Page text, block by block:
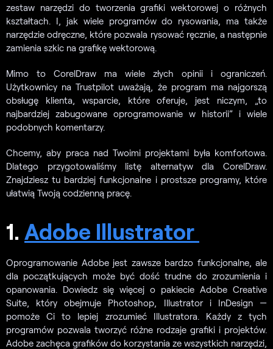
zestaw narzędzi do tworzenia grafiki wektorowej o różnych
kształtach. I, jak wiele programów do rysowania, ma także
narzędzie odręczne, które pozwala rysować ręcznie, a następnie
zamienia szkic na grafikę wektorową.
Mimo to CorelDraw ma wiele złych opinii i ograniczeń.
Użytkownicy na Trustpilot uważają, że program ma najgorszą
obsługę klienta, wsparcie, które oferuje, jest niczym, „to
najbardziej zabugowane oprogramowanie w historii” i wiele
podobnych komentarzy.
Chcemy, aby praca nad Twoimi projektami była komfortowa.
Dlatego przygotowaliśmy listę alternatyw dla CorelDraw.
Znajdziesz tu bardziej funkcjonalne i prostsze programy, które
ułatwią Twoją codzienną pracę.
1. Adobe Illustrator
Oprogramowanie Adobe jest zawsze bardzo funkcjonalne, ale
dla początkujących może być dość trudne do zrozumienia i
opanowania. Dowiedz się więcej o pakiecie Adobe Creative
Suite, który obejmuje Photoshop, Illustrator i InDesign —
pomoże Ci to lepiej zrozumieć Illustratora. Każdy z tych
programów pozwala tworzyć różne rodzaje grafiki i projektów.
Adobe zachęca grafików do korzystania ze wszystkich narzędzi,